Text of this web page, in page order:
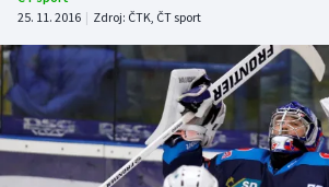
Atletika
Cyklistika
DALŠÍ SPORTY
Americký fotbal
NEPŘEHLÉDNĚTE
25. 11. 2016 | Zdroj: ČTK, ČT sport